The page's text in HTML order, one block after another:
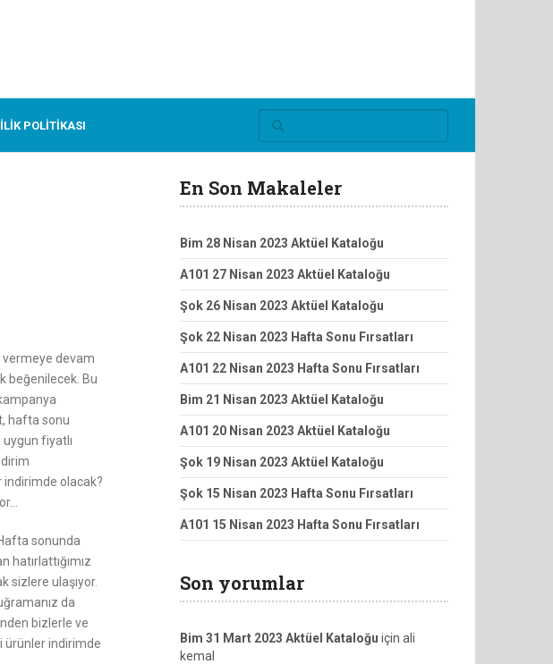
POLITIKASI
devam
beğenilecek. Bu
hafta sonu
fiyatlı
indirimde olacak?
sonunda
sizlere ulaşıyor.
da
bizlerle ve
ürünler indirimde
En Son Makaleler
Bim 28 Nisan 2023 Aktüel Kataloğu
A101 27 Nisan 2023 Aktüel Kataloğu
Şok 26 Nisan 2023 Aktüel Kataloğu
Şok 22 Nisan 2023 Hafta Sonu Fırsatları
A101 22 Nisan 2023 Hafta Sonu Fırsatları
Bim 21 Nisan 2023 Aktüel Kataloğu
A101 20 Nisan 2023 Aktüel Kataloğu
Şok 19 Nisan 2023 Aktüel Kataloğu
Şok 15 Nisan 2023 Hafta Sonu Fırsatları
A101 15 Nisan 2023 Hafta Sonu Fırsatları
Son yorumlar
Bim 31 Mart 2023 Aktüel Kataloğu için ali
kemal